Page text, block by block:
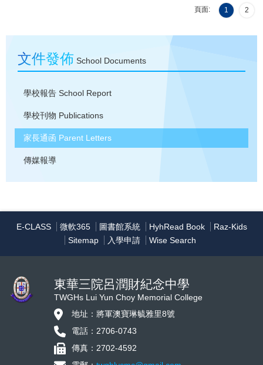
頁面: 1 2
文件發佈 School Documents
學校報告 School Report
學校刊物 Publications
家長通函 Parent Letters
傳媒報導
E-CLASS 微軟365 圖書館系統 HyhRead Book
Raz-Kids
Sitemap
入學申請 Wise Search
東華三院呂潤財紀念中學
TWGHs Lui Yun Choy Memorial College
地址：將軍澳寶琳毓雅里8號
電話：2706-0743
傳真：2702-4592